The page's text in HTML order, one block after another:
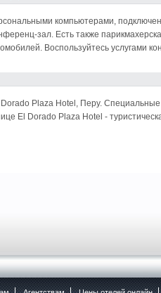
компьютерами,
зал. Есть также
Воспользуйтесь услугами
Plaza Hotel, Перу.
El Dorado Plaza Hotel -